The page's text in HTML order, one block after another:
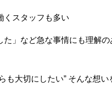
くスタッフも多い
た」など急な事情にも理解
も大切にしたい” そんな想